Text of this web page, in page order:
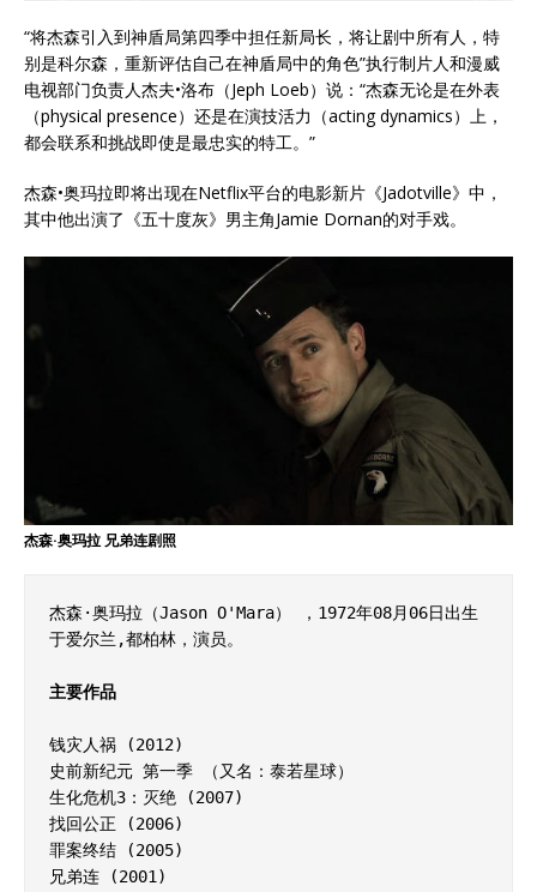
“将杰森引入到神盾局第四季中担任新局长，将让剧中所有人，特
别是科尔森，重新评估自己在神盾局中的角色”执行制片人和漫威
电视部门负责人杰夫•洛布（Jeph Loeb）说：“杰森无论是在外表
（physical presence）还是在演技活力（acting dynamics）上，
都会联系和挑战即使是最忠实的特工。”
杰森•奥玛拉即将出现在Netflix平台的电影新片《Jadotville》中，
其中他出演了《五十度灰》男主角Jamie Dornan的对手戏。
杰森·奥玛拉 兄弟连剧照
杰森·奥玛拉（Jason O'Mara） ，1972年08月06日出生
于爱尔兰,都柏林，演员。
主要作品
钱灾人祸 (2012)
史前新纪元 第一季 （又名：泰若星球）
生化危机3：灭绝 (2007)
找回公正 (2006)
罪案终结 (2005)
兄弟连 (2001)